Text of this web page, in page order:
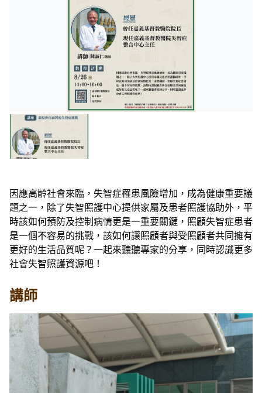
因應高齡社會來臨，失智症罹患風險增加，成為健康重要議
題之一，除了失智照護中心提供家屬及患者照護協助外，平
時該如何預防及控制病情更是一重要關鍵，照顧失智症患者
是一個不容易的挑戰，該如何讓照顧者與受照顧者共同擁有
更好的生活品質呢？一起來聽聽專家的分享，同時認識更多
社會失智照護資源吧！
講師